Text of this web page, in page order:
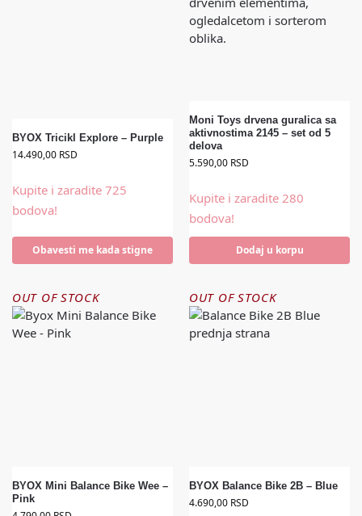
BYOX Tricikl Explore – Purple
14.490,00 RSD
Kupite i zaradite 725
bodova!
Obavesti me kada stigne
Moni Toys drvena guralica sa
aktivnostima 2145 – set od 5
delova
5.590,00 RSD
Kupite i zaradite 280
bodova!
Dodaj u korpu
OUT OF STOCK
BYOX Mini Balance Bike Wee –
Pink
OUT OF STOCK
BYOX Balance Bike 2B – Blue
4.690,00 RSD